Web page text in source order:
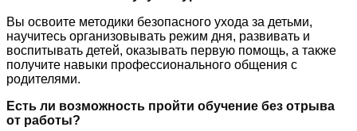
Вы освоите методики безопасного ухода за детьми,
научитесь организовывать режим дня, развивать и
воспитывать детей, оказывать первую помощь, а также
получите навыки профессионального общения с
родителями.
Есть ли возможность пройти обучение без отрыва
от работы?